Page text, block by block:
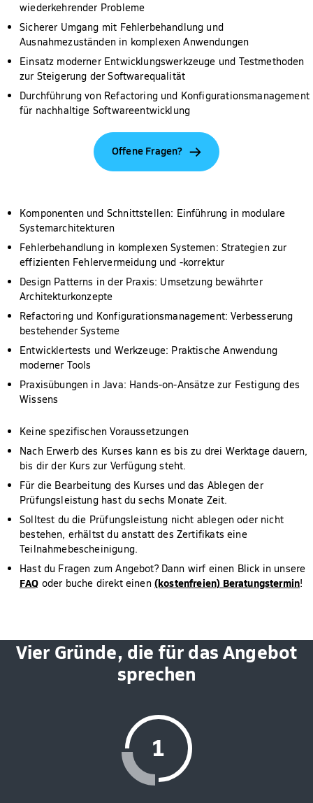
wiederkehrender Probleme
Sicherer Umgang mit Fehlerbehandlung und
Ausnahmezuständen in komplexen Anwendungen
Einsatz moderner Entwicklungswerkzeuge und Testmethoden
zur Steigerung der Softwarequalität
Durchführung von Refactoring und Konfigurationsmanagement
für nachhaltige Softwareentwicklung
Offene Fragen?
Komponenten und Schnittstellen: Einführung in modulare
Systemarchitekturen
Fehlerbehandlung in komplexen Systemen: Strategien zur
effizienten Fehlervermeidung und -korrektur
Design Patterns in der Praxis: Umsetzung bewährter
Architekturkonzepte
Refactoring und Konfigurationsmanagement: Verbesserung
bestehender Systeme
Entwicklertests und Werkzeuge: Praktische Anwendung
moderner Tools
Praxisübungen in Java: Hands-on-Ansätze zur Festigung des
Wissens
Keine spezifischen Voraussetzungen
Nach Erwerb des Kurses kann es bis zu drei Werktage dauern,
bis dir der Kurs zur Verfügung steht.
Für die Bearbeitung des Kurses und das Ablegen der
Prüfungsleistung hast du sechs Monate Zeit.
Solltest du die Prüfungsleistung nicht ablegen oder nicht
bestehen, erhältst du anstatt des Zertifikats eine
Teilnahmebescheinigung.
Hast du Fragen zum Angebot? Dann wirf einen Blick in unsere
FAQ oder buche direkt einen (kostenfreien) Beratungstermin!
Vier Gründe, die für das Angebot
sprechen